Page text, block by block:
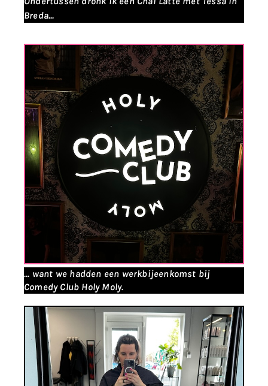
Breda...
... want we hadden een werkbijeenkomst bij
Comedy Club Holy Moly.